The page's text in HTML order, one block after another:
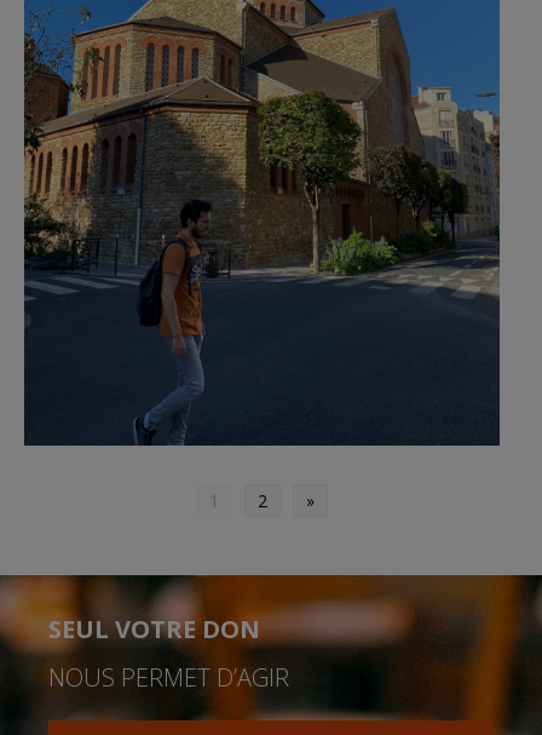
1 2 »
SEUL VOTRE DON
NOUS PERMET D’AGIR